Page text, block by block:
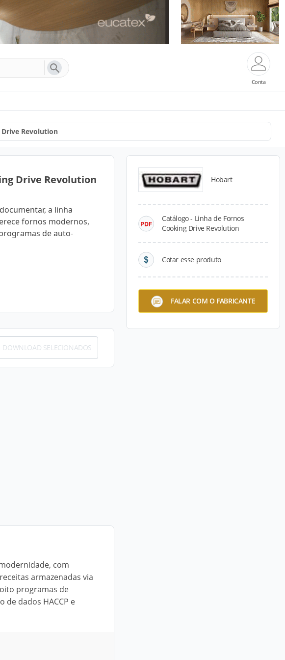
Conta
Revolution
Drive Revolution
a linha
fornos modernos,
de auto-
Hobart
Catálogo - Linha de Fornos
Cooking Drive Revolution
Cotar esse produto
FALAR COM O FABRICANTE
DOWNLOAD SELECIONADOS
com
armazenadas via
programas de
dados HACCP e